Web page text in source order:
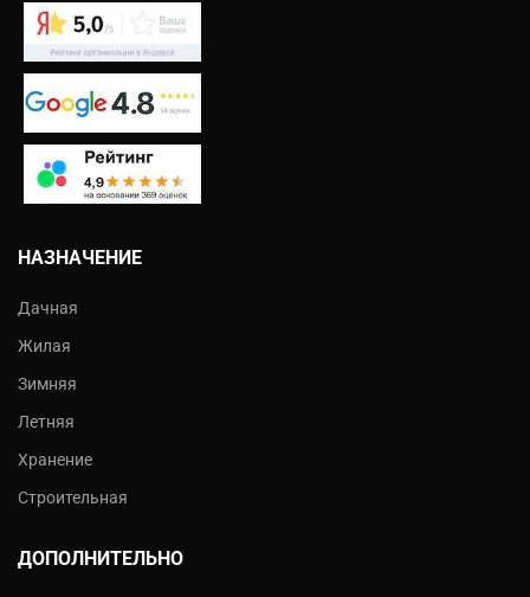
НАЗНАЧЕНИЕ
Дачная
Жилая
Зимняя
Летняя
Хранение
Строительная
ДОПОЛНИТЕЛЬНО